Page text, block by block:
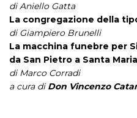
di Aniello Gatta
La congregazione della
di Giampiero Brunelli
La macchina funebre per
da San Pietro a Santa
di Marco Corradi
a cura di Don Vincenzo